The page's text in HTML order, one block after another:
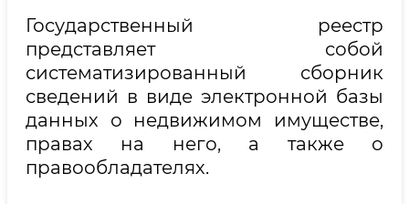
Государственный реестр
представляет собой
систематизированный сборник
сведений в виде электронной базы
данных о недвижимом имуществе,
правах на него, а также о
правообладателях.